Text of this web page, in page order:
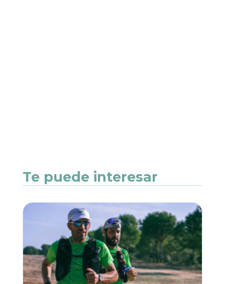
Te puede interesar